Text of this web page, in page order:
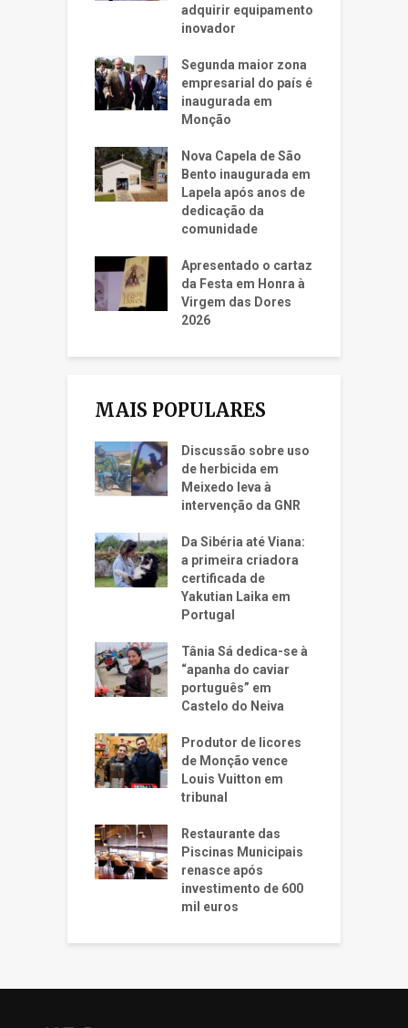
adquirir equipamento
inovador
Segunda maior zona
empresarial do país é
inaugurada em
Monção
Nova Capela de São
Bento inaugurada em
Lapela após anos de
dedicação da
comunidade
Apresentado o cartaz
da Festa em Honra à
Virgem das Dores
2026
MAIS POPULARES
Discussão sobre uso
de herbicida em
Meixedo leva à
intervenção da GNR
Da Sibéria até Viana:
a primeira criadora
certificada de
Yakutian Laika em
Portugal
Tânia Sá dedica-se à
“apanha do caviar
português” em
Castelo do Neiva
Produtor de licores
de Monção vence
Louis Vuitton em
tribunal
Restaurante das
Piscinas Municipais
renasce após
investimento de 600
mil euros